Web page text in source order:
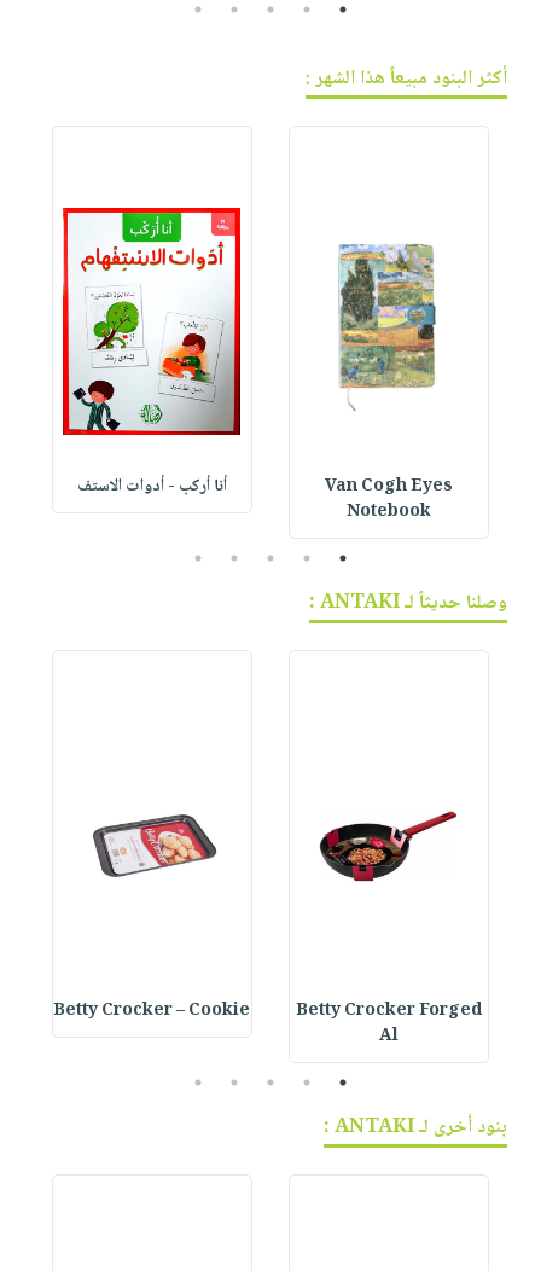
1
2
3
4
5
أكثر البنود مبيعاً هذا الشهر :
Van Cogh Eyes
Notebook
أنا أركب - أدوات الاستف
1
2
3
4
5
وصلنا حديثاً لـ ANTAKI :
Betty Crocker Forged
Al
Betty Crocker – Cookie
1
2
3
4
5
بنود أخرى لـ ANTAKI :